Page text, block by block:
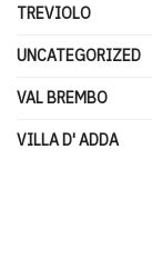
TREVIOLO
UNCATEGORIZED
VAL BREMBO
VILLA D' ADDA